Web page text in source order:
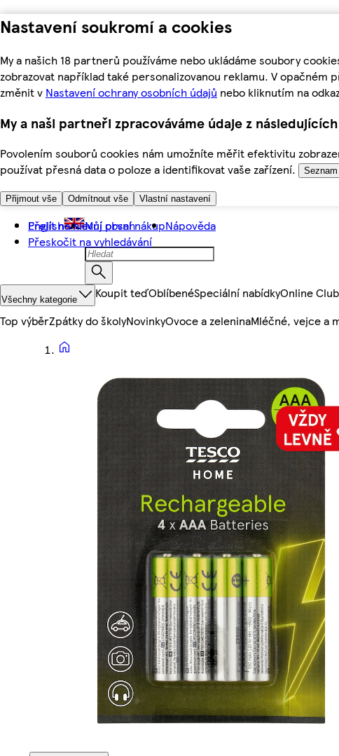
Nastavení soukromí a cookies
My a našich 18 partnerů používáme nebo ukládáme soubory
zobrazovat například také personalizovanou reklamu. V
změnit v Nastavení ochrany osobních údajů nebo kliknutím na
My a naši partneři zpracováváme údaje z
Povolením souborů cookies nám umožníte měřit efektivitu
používat přesná data o poloze a identifikovat vaše zařízení.
Přijmout vše Odmítnout vše Vlastní nastavení
Přejít na hlavní obsah
Přeskočit na vyhledávání
English Můj první nákupNápověda
Všechny kategorie Koupit teďOblíbenéSpeciální nabídkyOnline Club
Top výběrZpátky do školyNovinkyOvoce a zeleninaMléčné, vejce a